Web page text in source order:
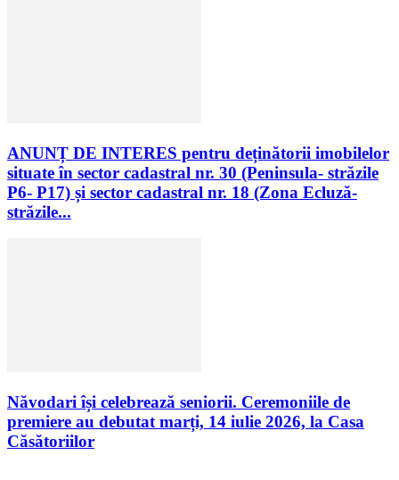
ANUNȚ DE INTERES pentru deținătorii imobilelor
situate în sector cadastral nr. 30 (Peninsula- străzile
P6- P17) și sector cadastral nr. 18 (Zona Ecluză-
străzile...
Năvodari își celebrează seniorii. Ceremoniile de
premiere au debutat marți, 14 iulie 2026, la Casa
Căsătoriilor